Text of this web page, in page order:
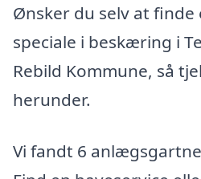
Ønsker du selv at finde
speciale i beskæring i
Rebild Kommune, så
herunder.
Vi fandt 6